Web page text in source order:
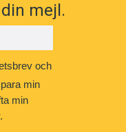
mejl.
och
min
min